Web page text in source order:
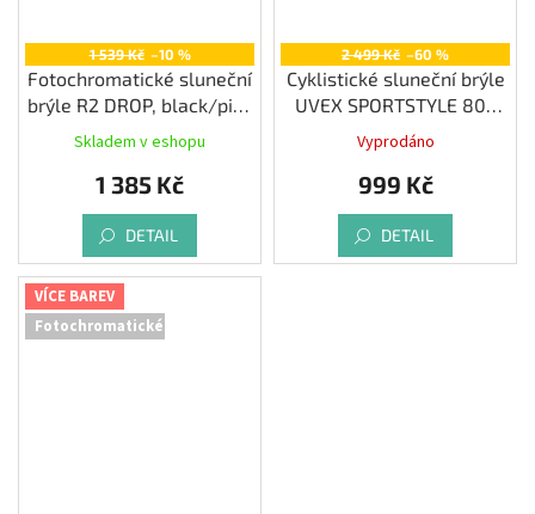
1 539 Kč –10 %
Fotochromatické sluneční
brýle R2 DROP, black/pink
Skladem v eshopu
1 385 Kč
DETAIL
2 499 Kč –60 %
Cyklistické sluneční brýle
UVEX SPORTSTYLE 802
SMALL VARIO, WHITE
Vyprodáno
999 Kč
DETAIL
VÍCE BAREV
Fotochromatické